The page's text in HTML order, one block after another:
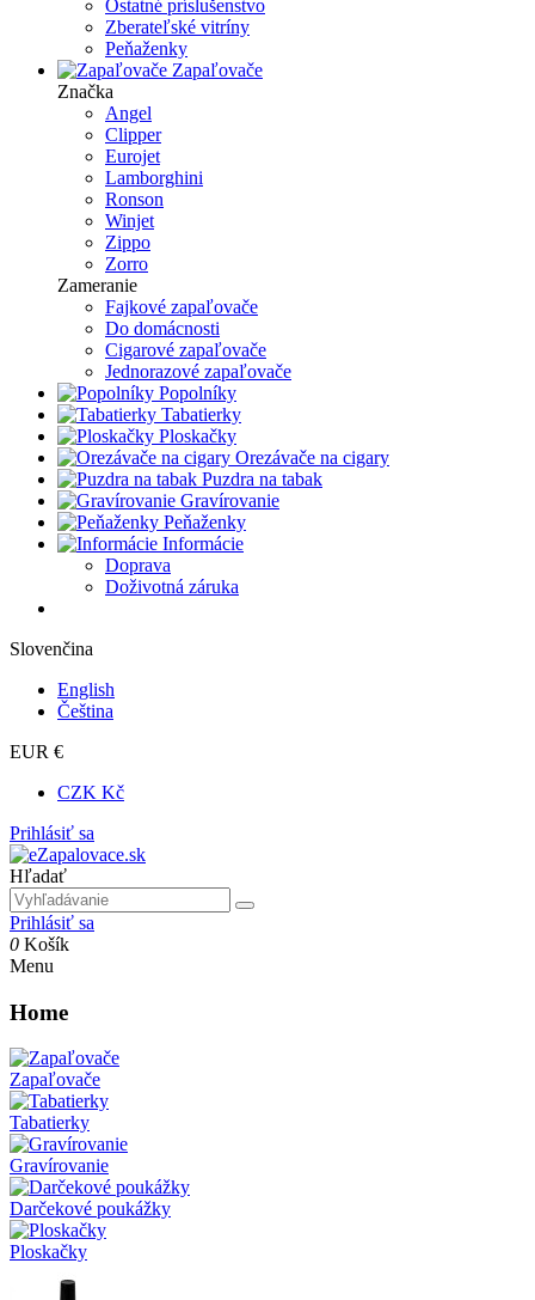
Ostatné príslušenstvo
Zberateľské vitríny
Peňaženky
Zapaľovače
Značka
Angel
Clipper
Eurojet
Lamborghini
Ronson
Winjet
Zippo
Zorro
Zameranie
Fajkové zapaľovače
Do domácnosti
Cigarové zapaľovače
Jednorazové zapaľovače
Popolníky
Tabatierky
Ploskačky
Orezávače na cigary
Puzdra na tabak
Gravírovanie
Peňaženky
Informácie
Doprava
Doživotná záruka
Slovenčina
English
Čeština
EUR €
CZK Kč
Prihlásiť sa
Hľadať
Prihlásiť sa
0 Košík
Menu
Home
Zapaľovače
Tabatierky
Gravírovanie
Darčekové poukážky
Ploskačky